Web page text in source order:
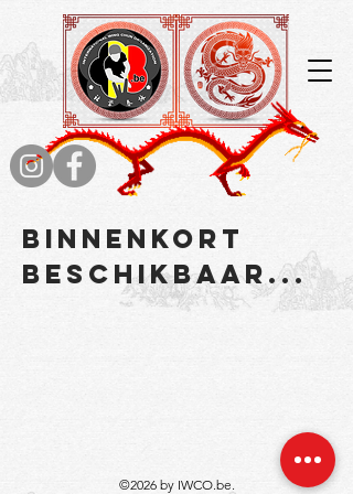
Binnenkort
Beschikbaar...
©2026 by IWCO.be.